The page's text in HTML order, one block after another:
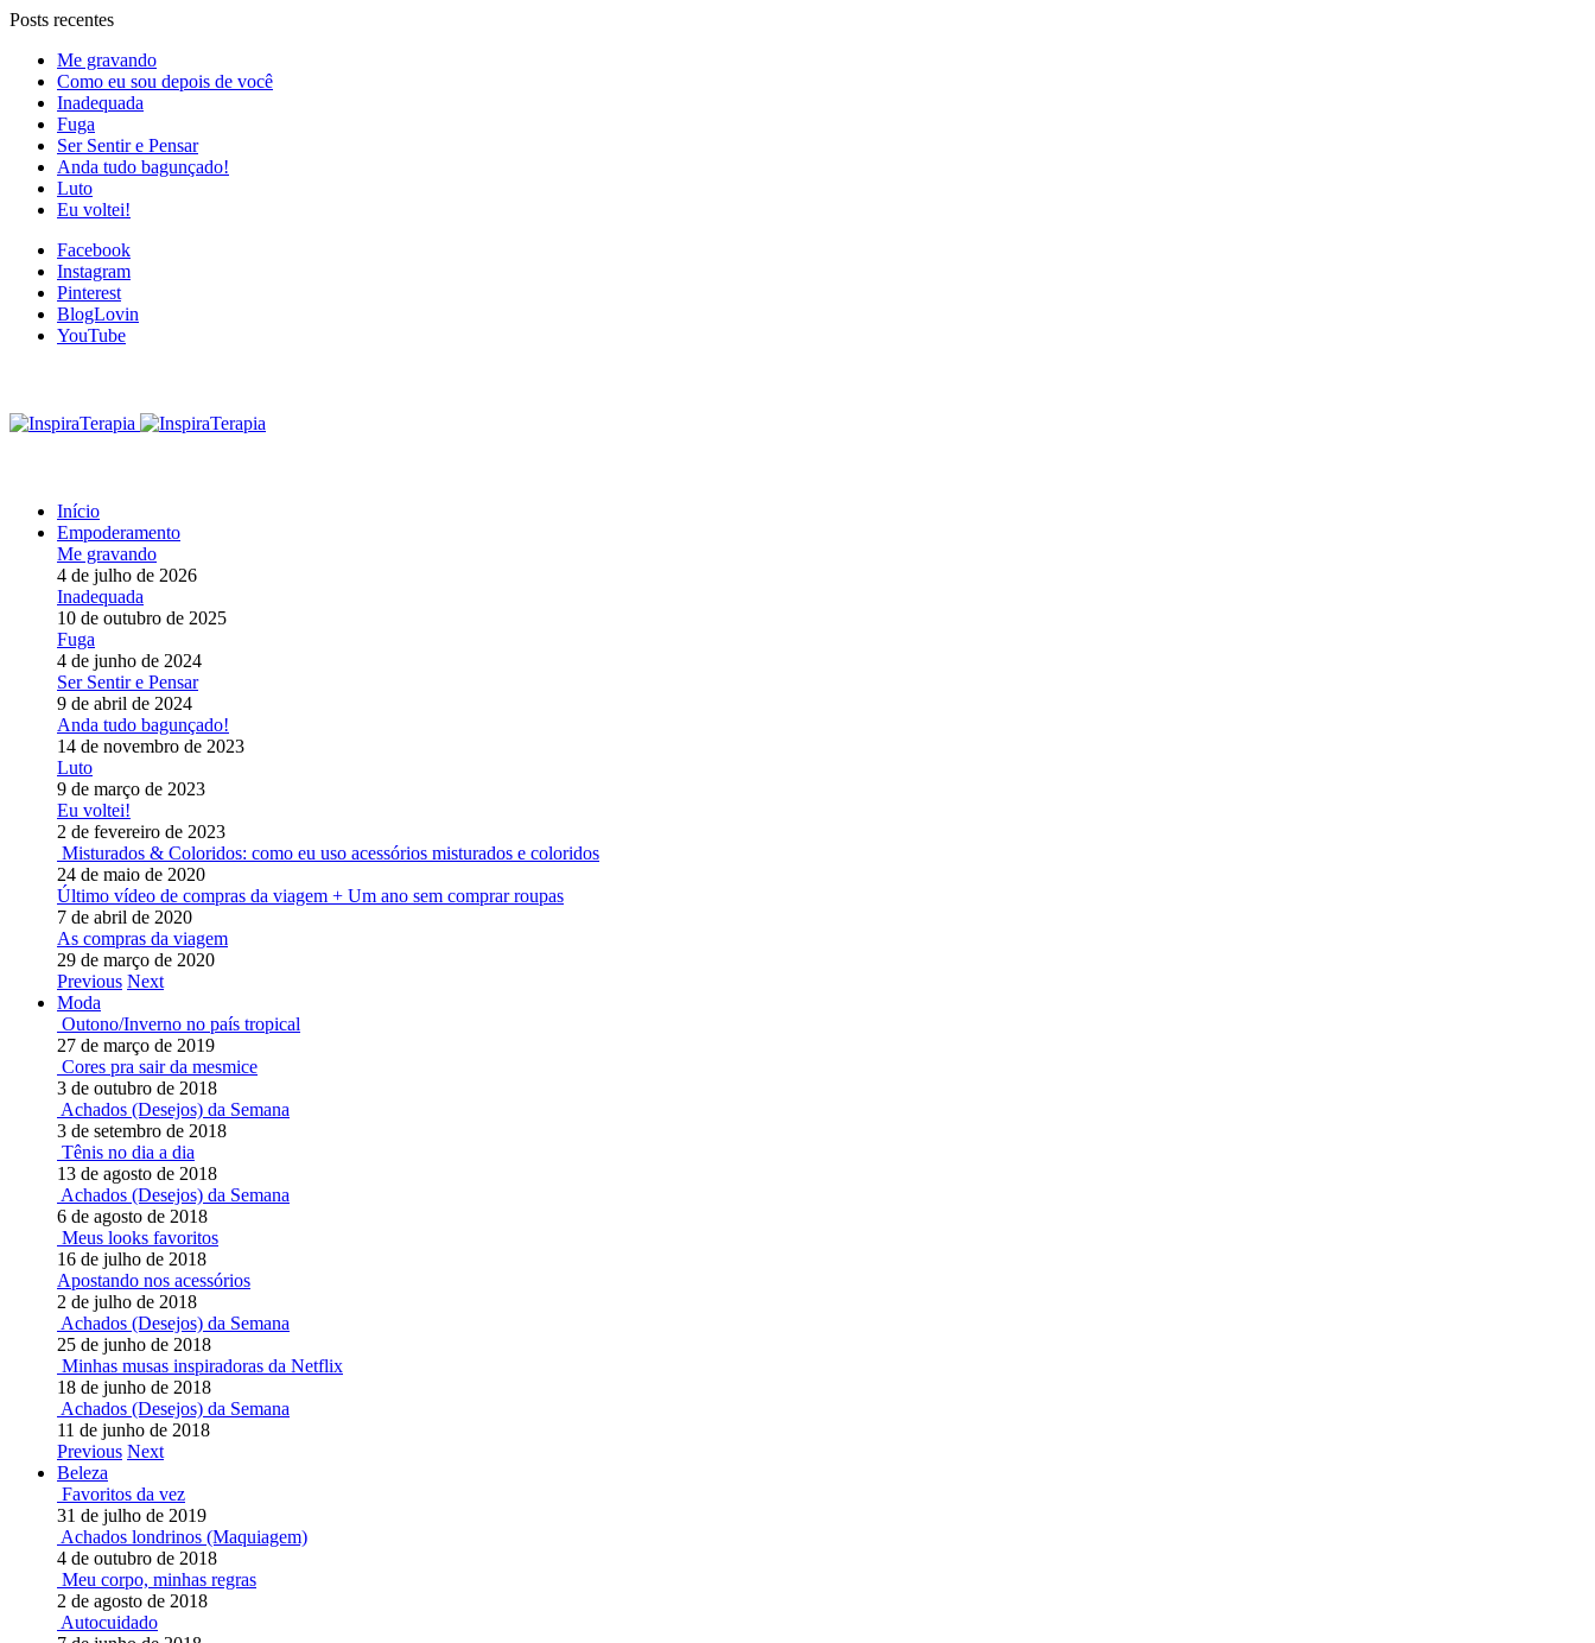
Posts recentes
Me gravando
Como eu sou depois de você
Inadequada
Fuga
Ser Sentir e Pensar
Anda tudo bagunçado!
Luto
Eu voltei!
Facebook
Instagram
Pinterest
BlogLovin
YouTube
Início
Empoderamento
Me gravando
4 de julho de 2026
Inadequada
10 de outubro de 2025
Fuga
4 de junho de 2024
Ser Sentir e Pensar
9 de abril de 2024
Anda tudo bagunçado!
14 de novembro de 2023
Luto
9 de março de 2023
Eu voltei!
2 de fevereiro de 2023
Misturados & Coloridos: como eu uso acessórios misturados e coloridos
24 de maio de 2020
Último vídeo de compras da viagem + Um ano sem comprar roupas
7 de abril de 2020
As compras da viagem
29 de março de 2020
Previous Next
Moda
Outono/Inverno no país tropical
27 de março de 2019
Cores pra sair da mesmice
3 de outubro de 2018
Achados (Desejos) da Semana
3 de setembro de 2018
Tênis no dia a dia
13 de agosto de 2018
Achados (Desejos) da Semana
6 de agosto de 2018
Meus looks favoritos
16 de julho de 2018
Apostando nos acessórios
2 de julho de 2018
Achados (Desejos) da Semana
25 de junho de 2018
Minhas musas inspiradoras da Netflix
18 de junho de 2018
Achados (Desejos) da Semana
11 de junho de 2018
Previous Next
Beleza
Favoritos da vez
31 de julho de 2019
Achados londrinos (Maquiagem)
4 de outubro de 2018
Meu corpo, minhas regras
2 de agosto de 2018
Autocuidado